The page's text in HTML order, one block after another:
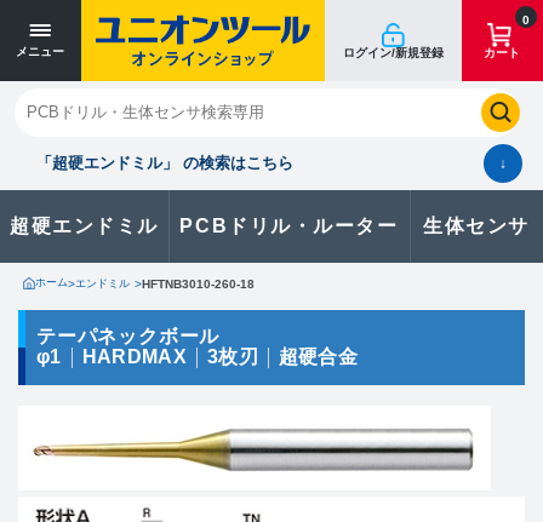
メニュー ログイン/新規登録
0
カート
「超硬エンドミル」 の検索はこちら ↓
超硬エンドミル PCBドリル・ルーター 生体センサ
閉じる
お気に入り クイックオーダー 購入履歴
製品に関するお問い合わせはこちら
カタログ一覧
ホーム>エンドミル >HFTNB3010-260-18
テーパネックボール
φ1
HARDMAX 3枚刃 超硬合金
寸法単位 [mm]
寸法単位 [mm]